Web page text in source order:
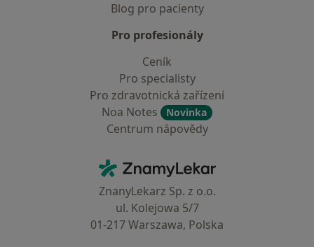
Blog pro pacienty
Pro profesionály
Ceník
Pro specialisty
Pro zdravotnická zařízení
Noa Notes
Novinka
Centrum nápovědy
ZnamyLekar - Hlavní stránka
ZnanyLekarz Sp. z o.o.
ul. Kolejowa 5/7
01-217 Warszawa, Polska